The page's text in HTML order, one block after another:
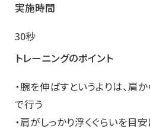
実施時間
30秒
トレーニングのポイント
・腕を伸ばすというよりは、肩
で行う
・肩がしっかり浮くぐらいを目